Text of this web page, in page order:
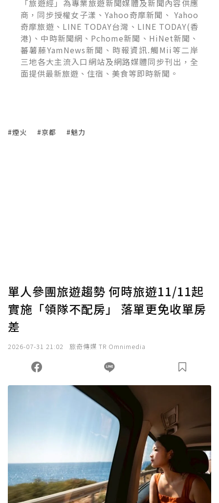
「旅遊經」為專業旅遊新聞媒體及新聞內容供應
商，同步授權女子漾、Yahoo奇摩新聞、 Yahoo
奇摩旅遊、LINE TODAY台灣、LINE TODAY(香
港)、中時新聞網、Pchome新聞、HiNet新聞、
蕃薯藤YamNews新聞、時報資訊.觸Mii等二岸
三地各大主流入口網站及網路媒體同步刊出，全
面提供最新旅遊、住宿、美食等即時新聞。
#煙火 #京都 #魅力
單人參團旅遊趨勢 何時旅遊11/11起
實施「領隊不配房」 落單更免收單房
差
2026-07-31 21:02 旅奇傳媒 TR Omnimedia